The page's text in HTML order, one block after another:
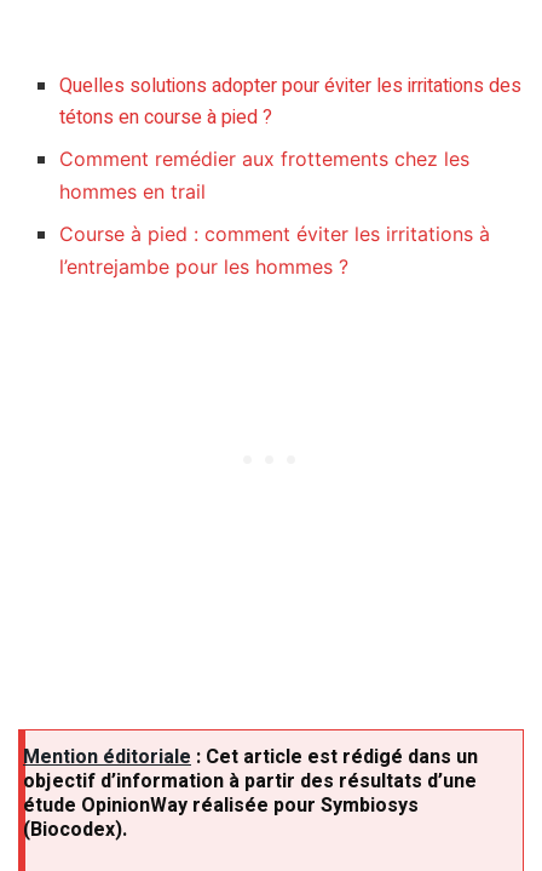
Quelles solutions adopter pour éviter les irritations des
tétons en course à pied ?
Comment remédier aux frottements chez les
hommes en trail
Course à pied : comment éviter les irritations à
l’entrejambe pour les hommes ?
Mention éditoriale : Cet article est rédigé dans un
objectif d’information à partir des résultats d’une
étude OpinionWay réalisée pour Symbiosys
(Biocodex).